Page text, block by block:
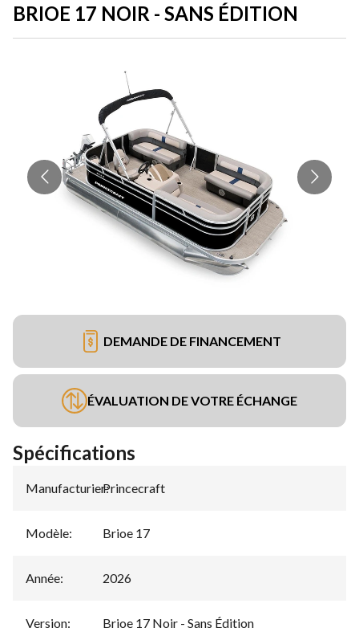
BRIOE 17 NOIR - SANS ÉDITION
DEMANDE DE FINANCEMENT
ÉVALUATION DE VOTRE ÉCHANGE
Spécifications
Manufacturier:
Princecraft
Modèle: Brioe 17
Année: 2026
Version: Brioe 17 Noir - Sans Édition